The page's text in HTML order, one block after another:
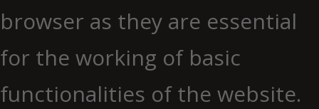
browser as they are essential
for the working of basic
functionalities of the website.